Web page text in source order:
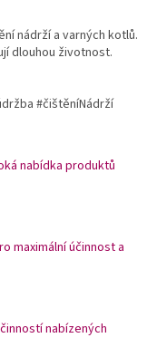
nádrží a varných kotlů.
dlouhou životnost.
#čištěníNádrží
nabídka produktů
maximální účinnost a
nabízených